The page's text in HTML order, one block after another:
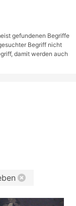
gefundenen Begriffe
Begriff nicht
damit werden auch